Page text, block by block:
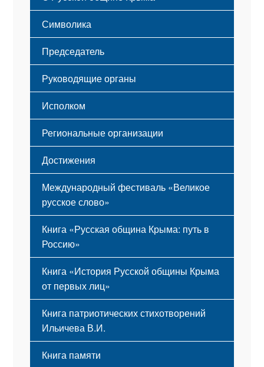
Этапы становления
Принципы деятельности
Структура
Мероприятия
Символика
Флаг
Герб
Гимн
Председатель
Руководящие органы
Исполком
Региональные организации
Достижения
Международный фестиваль «Великое
русское слово»
Книга «Русская община Крыма: путь в
Россию»
Книга «История Русской общины Крыма
от первых лиц»
Книга патриотических стихотворений
Ильичева В.И.
Книга памяти